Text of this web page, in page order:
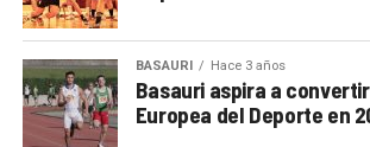
BASAURI Hace 3 años
Basauri aspira a
Europea del Deporte en